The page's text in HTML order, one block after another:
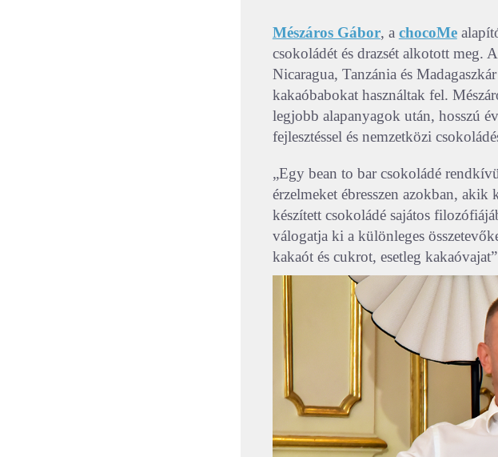
Mészáros Gábor, a chocoMe
csokoládét és drazsét alkotott meg.
Nicaragua, Tanzánia és
kakaóbabokat használtak fel.
legjobb alapanyagok után, hosszú
fejlesztéssel és nemzetközi
„Egy bean to bar csokoládé
érzelmeket ébresszen azokban,
készített csokoládé sajátos
válogatja ki a különleges
kakaót és cukrot, esetleg